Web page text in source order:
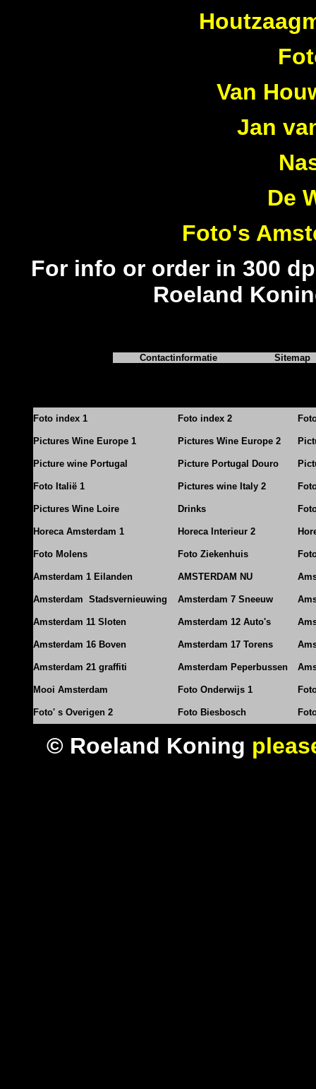
Van
Jan
De
Foto's
For info or order in 300
Roeland
Contactinformatie Sitemap
Foto index 1 Foto index 2
Pictures Wine Europe 1 Pictures Wine Europe 2
Picture wine Portugal Picture Portugal Douro
Foto Italië 1 Pictures wine Italy 2
Pictures Wine Loire Drinks
Horeca Amsterdam 1 Horeca Interieur 2
Foto Molens Foto Ziekenhuis
Amsterdam 1 Eilanden AMSTERDAM NU
Amsterdam Stadsvernieuwing Amsterdam 7 Sneeuw
Amsterdam 11 Sloten Amsterdam 12 Auto's
Amsterdam 16 Boven Amsterdam 17 Torens
Amsterdam 21 graffiti Amsterdam Peperbussen
Mooi Amsterdam Foto Onderwijs 1
Foto' s Overigen 2 Foto Biesbosch
© Roeland Koning